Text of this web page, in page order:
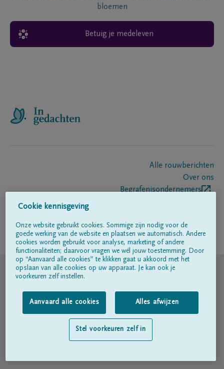
bloemen
Betuig je medeleven
Alle rouwberichten
Over ons
Begrafenisondernemers
Volg ons op
© DELA
Gebruiksvoorwaarden
Privacyverklaring
Toegankelijkheidsverklaring
Cookie kennisgeving
Onze website gebruikt cookies. Sommige zijn nodig voor de
goede werking van de website en plaatsen we automatisch. Andere
cookies worden gebruikt voor analyse, marketing of andere
functionaliteiten; daarvoor vragen we wél jouw toestemming. Door
op “Aanvaard alle cookies” te klikken gaat u akkoord met het
opslaan van alle cookies op uw apparaat. Je kan ook je
voorkeuren zelf instellen.
Aanvaard alle cookies Alles afwijzen
Stel voorkeuren zelf in